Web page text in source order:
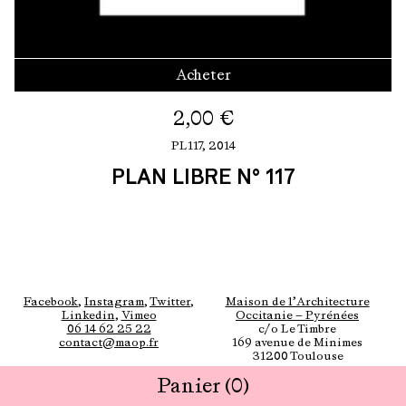
Acheter
2,00 €
PL117, 2014
PLAN LIBRE N° 117
Panier (0)
Facebook, Instagram, Twitter,
Linkedin, Vimeo
Maison de l’Architecture
Occitanie — Pyrénées
06 14 62 25 22
contact@maop.fr
c/o Le Timbre
169 avenue de Minimes
31200 Toulouse